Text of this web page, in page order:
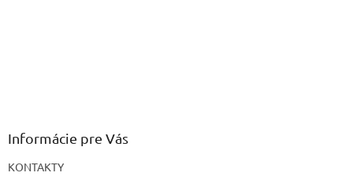
Informácie pre Vás
KONTAKTY